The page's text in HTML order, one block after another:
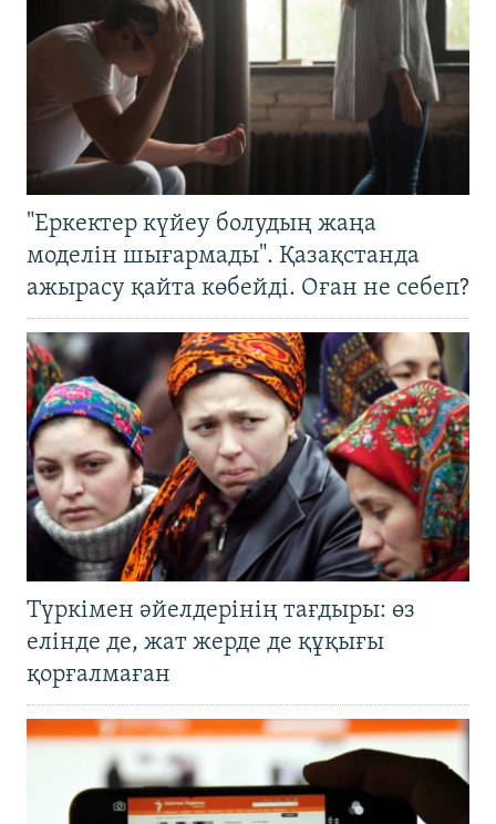
"Еркектер күйеу болудың жаңа
моделін шығармады". Қазақстанда
ажырасу қайта көбейді. Оған не себеп?
Түркімен әйелдерінің тағдыры: өз
елінде де, жат жерде де құқығы
қорғалмаған